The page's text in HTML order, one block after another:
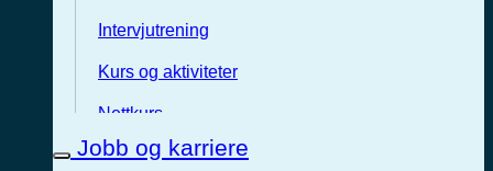
Intervjutrening
Kurs og aktiviteter
Nettkurs
Jobb og karriere